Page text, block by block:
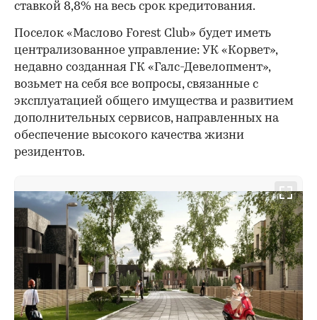
ставкой 8,8% на весь срок кредитования.
Поселок «Маслово Forest Club» будет иметь
централизованное управление: УК «Корвет»,
недавно созданная ГК «Галс-Девелопмент»,
возьмет на себя все вопросы, связанные с
эксплуатацией общего имущества и развитием
дополнительных сервисов, направленных на
обеспечение высокого качества жизни
резидентов.